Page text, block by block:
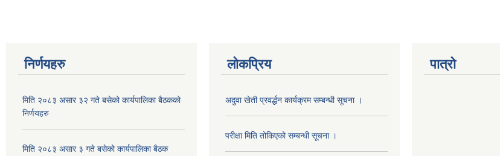
निर्णयहरु
मिति २०८३ असार ३२ गते बसेको कार्यपालिका बैठकको
निर्णयहरु
मिति २०८३ असार ३ गते बसेको कार्यपालिका बैठक
लोकप्रिय
अदुवा खेती प्रवर्द्धन कार्यक्रम सम्बन्धी सूचना ।
परीक्षा मिति तोकिएको सम्बन्धी सूचना ।
पात्रो